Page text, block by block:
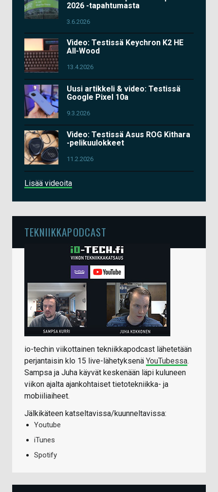
2026 -tapahtumasta
3.6.2026
Video: Testissä Keychron K2 HE
All-Wood
13.4.2026
Uusi artikkeli & video: Testissä
Google Pixel 10a
9.3.2026
Video: Testissä Asus ROG Kithara
-pelikuulokkeet
11.2.2026
Lisää videoita
TEKNIIKKAPODCAST
io-techin viikottainen tekniikkapodcast lähetetään
perjantaisin klo 15 live-lähetyksenä YouTubessa.
Sampsa ja Juha käyvät keskenään läpi kuluneen
viikon ajalta ajankohtaiset tietotekniikka- ja
mobiiliaiheet.
Jälkikäteen katseltavissa/kuunneltavissa:
Youtube
iTunes
Spotify